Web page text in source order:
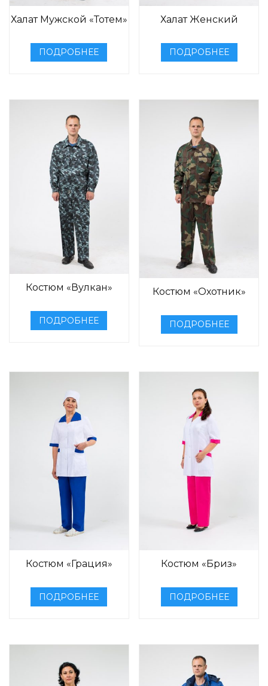
Халат Мужской «Тотем»
ПОДРОБНЕЕ
Халат Женский
ПОДРОБНЕЕ
Костюм «Вулкан»
ПОДРОБНЕЕ
Костюм «Охотник»
ПОДРОБНЕЕ
Костюм «Грация»
ПОДРОБНЕЕ
Костюм «Бриз»
ПОДРОБНЕЕ